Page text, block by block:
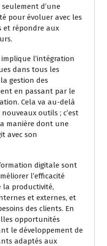
d’une
pour évoluer avec les
et répondre aux
l’intégration
dans tous les
gestion des
en passant par le
Cela va au-delà
outils ; c’est
manière dont une
avec son
digitale sont
l’efficacité
la productivité,
et externes, et
des clients. En
opportunités
le développement de
adaptés aux